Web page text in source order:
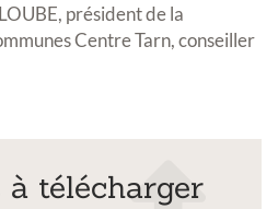
président de la
Centre Tarn, conseiller
à télécharger